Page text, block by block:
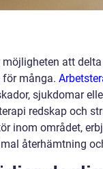
att
många.
sjukdomar
redskap och
inom området,
återhämtning